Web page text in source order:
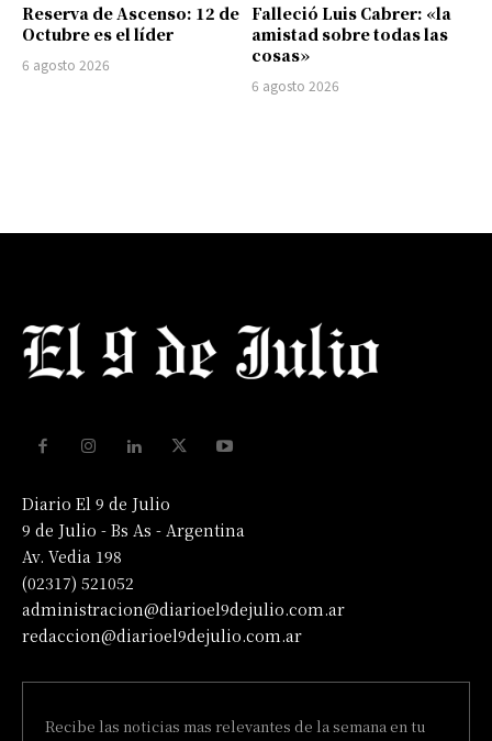
Reserva de Ascenso: 12 de
Octubre es el líder
6 agosto 2026
Falleció Luis Cabrer: «la
amistad sobre todas las
cosas»
6 agosto 2026
Diario El 9 de Julio
9 de Julio - Bs As - Argentina
Av. Vedia 198
(02317) 521052
administracion@diarioel9dejulio.com.ar
redaccion@diarioel9dejulio.com.ar
Recibe las noticias mas relevantes de la semana en tu